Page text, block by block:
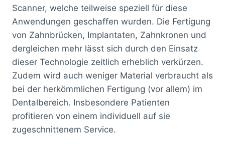
Scanner, welche teilweise speziell für diese
Anwendungen geschaffen wurden. Die Fertigung
von Zahnbrücken, Implantaten, Zahnkronen und
dergleichen mehr lässt sich durch den Einsatz
dieser Technologie zeitlich erheblich verkürzen.
Zudem wird auch weniger Material verbraucht als
bei der herkömmlichen Fertigung (vor allem) im
Dentalbereich. Insbesondere Patienten
profitieren von einem individuell auf sie
zugeschnittenem Service.